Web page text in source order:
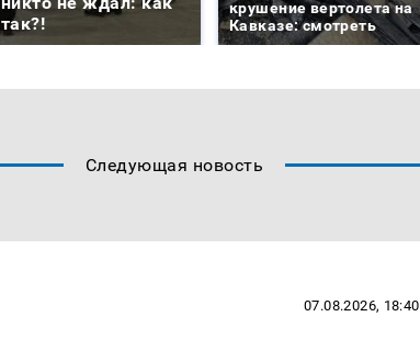
так?!
крушение вертолета на
Кавказе: смотреть
Следующая новость
07.08.2026, 18:40